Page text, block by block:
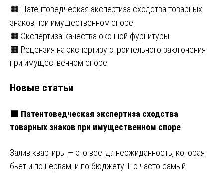
🟧 Патентоведческая экспертиза сходства товарных
знаков при имущественном споре
🟧 Экспертиза качества оконной фурнитуры
🟧 Рецензия на экспертизу строительного заключения
при имущественном споре
Новые статьи
🟧 Патентоведческая экспертиза сходства
товарных знаков при имущественном споре
Залив квартиры — это всегда неожиданность, которая
бьет и по нервам, и по бюджету. Но часто самый